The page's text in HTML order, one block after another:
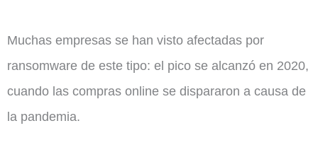
Muchas empresas se han visto afectadas por
ransomware de este tipo: el pico se alcanzó en 2020,
cuando las compras online se dispararon a causa de
la pandemia.